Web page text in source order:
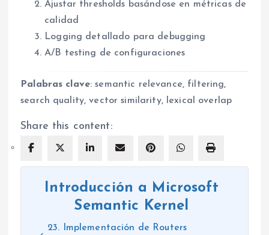
Ajustar thresholds basándose en métricas de
calidad
Logging detallado para debugging
A/B testing de configuraciones
Palabras clave: semantic relevance, filtering,
search quality, vector similarity, lexical overlap
Share this content:
Introducción a Microsoft
Semantic Kernel
23. Implementación de Routers